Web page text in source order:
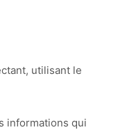
utilisant le
informations qui